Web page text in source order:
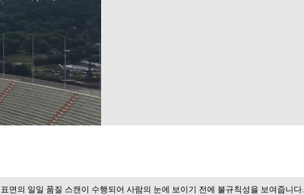
면의 일일 품질 스캔이 수행되어 사람의 눈에 보이기 전에 불규칙성을 보여줍니다.